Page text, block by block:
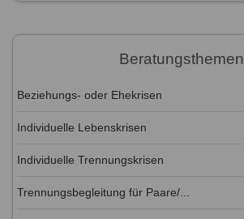
Beratungsthemen
Beziehungs- oder Ehekrisen
Individuelle Lebenskrisen
Individuelle Trennungskrisen
Trennungsbegleitung für Paare/...